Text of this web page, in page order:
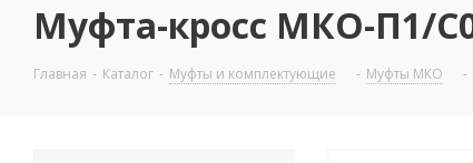
Муфта-кросс МКО-П1/
Главная - Каталог - Муфты и комплектующие - Муфты МКО -